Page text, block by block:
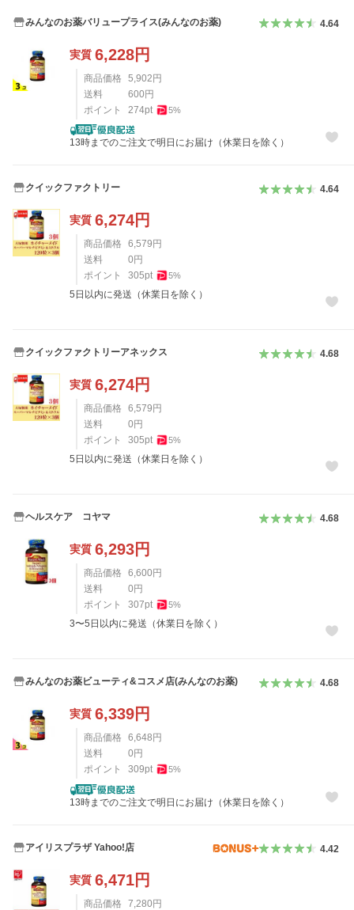
みんなのお薬バリュープライス(みんなのお薬) 4.64
実質 6,228円
商品価格 5,902円
送料
600円
ポイント
274pt 5%
13時までのご注文で明日にお届け（休業日を除く）
クイックファクトリー 4.64
実質 6,274円
商品価格 6,579 円
送料
0 円
ポイント
305pt 5%
5日以内に発送（休業日を除く）
クイックファクトリーアネックス 4.68
実質 6,274円
商品価格 6,579 円
送料
0 円
ポイント
305pt 5%
5日以内に発送（休業日を除く）
ヘルスケア コヤマ 4.68
実質 6,293円
商品価格 6,600 円
送料
0 円
ポイント
307pt 5%
3〜5日以内に発送（休業日を除く）
みんなのお薬ビューティ&コスメ店(みんなのお薬) 4.68
実質 6,339円
商品価格 6,648 円
送料
0 円
ポイント
309pt 5%
13時までのご注文で明日にお届け（休業日を除く）
アイリスプラザ Yahoo!店 4.42
実質 6,471円
商品価格 7,280円